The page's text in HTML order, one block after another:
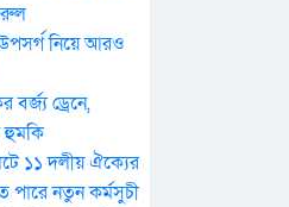
নিয়ে আরও
বর্জ্য ড্রেনে,
হুমকি
১১ দলীয় ঐক্যের
নতুন কর্মসুচী